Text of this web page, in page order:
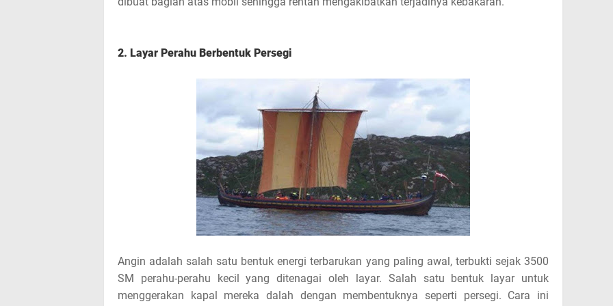
2. Layar Perahu Berbentuk Persegi
Angin adalah salah satu bentuk energi terbarukan yang paling awal, terbukti sejak 3500
SM perahu-perahu kecil yang ditenagai oleh layar. Salah satu bentuk layar untuk
menggerakan kapal mereka dalah dengan membentuknya seperti persegi. Cara ini